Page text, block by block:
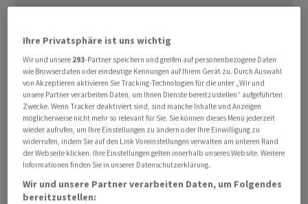
Disney und andere Videostreaming-Anbieter nahmen
zunächst hohe Verluste in Kauf, um Netflix
Marktanteile abzujagen. Doch inzwischen versuchen sie,
profitabler zu wirtschaften. Disney hat zusätzlich das
Problem, dass das lange Zeit lukrative Kabel-TV-
Geschäft in den USA schrumpft. Im vergangenen Quartal
sanken die Erlöse des Bereichs um sieben Prozent auf
6,7 Milliarden Dollar und das operative Ergebnis fiel um
23 Prozent auf 1,9 Milliarden Dollar.
Ihre Privatsphäre ist uns wichtig
Wir und unsere 293-Partner speichern und greifen auf personenbezogene Daten
wie Browserdaten oder eindeutige Kennungen auf Ihrem Gerät zu. Durch Auswahl
von Akzeptieren aktivieren Sie Tracking-Technologien für die unter „Wir und
unsere Partner verarbeiten Daten, um Ihnen Dienste bereitzustellen“ aufgeführten
Zwecke. Wenn Tracker deaktiviert sind, sind manche Inhalte und Anzeigen
möglicherweise nicht mehr so relevant für Sie. Sie können dieses Menü jederzeit
wieder aufrufen, um Ihre Einstellungen zu ändern oder Ihre Einwilligung zu
widerrufen, indem Sie auf den Link Voreinstellungen verwalten am unteren Rand
der Webseite klicken. Ihre Einstellungen gelten innerhalb unseres Website. Weitere
Informationen finden Sie in unserer Datenschutzerklärung.
Wir und unsere Partner verarbeiten Daten, um Folgendes
bereitzustellen: